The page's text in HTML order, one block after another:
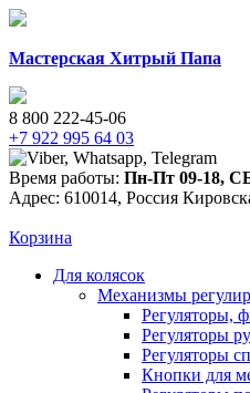
Мастерская Хитрый Папа
8 800 222-45-06
+7 922 995 64 03
Время работы: Пн-Пт 09-18,
Адрес: 610014, Россия
Корзина
Для колясок
Механизмы
Регуляторы,
Регуляторы
Регуляторы
Кнопки для